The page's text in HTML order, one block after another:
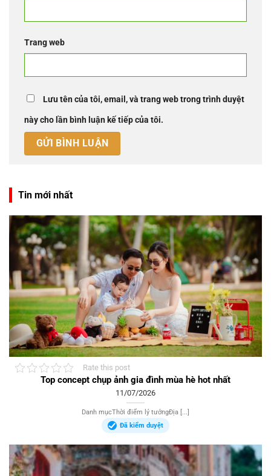
Trang web
Lưu tên của tôi, email, và trang web trong trình duyệt
này cho lần bình luận kế tiếp của tôi.
Tin mới nhất
Rate this post
Top concept chụp ảnh gia đình mùa hè hot nhất
11/07/2026
Danh mụcThời điểm lý tưởngĐịa [...]
Đã kiểm duyệt